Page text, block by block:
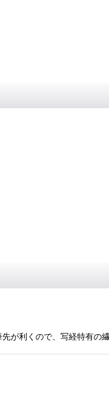
が利くので、写経特有の